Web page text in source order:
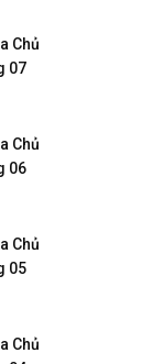
Chủ
07
Chủ
06
Chủ
05
Chủ